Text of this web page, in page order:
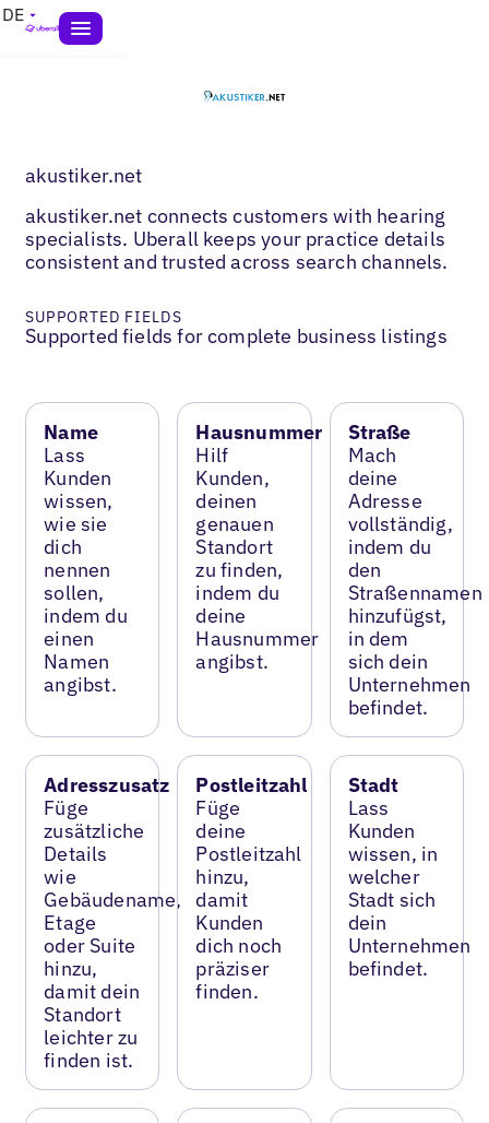
DE
akustiker.net
akustiker.net connects customers with hearing
specialists. Uberall keeps your practice details
consistent and trusted across search channels.
SUPPORTED FIELDS
Supported fields for complete business listings
Name
Lass
Kunden
wissen,
wie sie
dich
nennen
sollen,
indem du
einen
Namen
angibst.
Hausnummer
Hilf
Kunden,
deinen
genauen
Standort
zu finden,
indem du
deine
Hausnummer
angibst.
Straße
Mach
deine
Adresse
vollständig,
indem du
den
Straßennamen
hinzufügst,
in dem
sich dein
Unternehmen
befindet.
Adresszusatz
Füge
zusätzliche
Details
wie
Gebäudename,
Etage
oder Suite
hinzu,
damit dein
Standort
leichter zu
finden ist.
Postleitzahl
Füge
deine
Postleitzahl
hinzu,
damit
Kunden
dich noch
präziser
finden.
Stadt
Lass
Kunden
wissen, in
welcher
Stadt sich
dein
Unternehmen
befindet.